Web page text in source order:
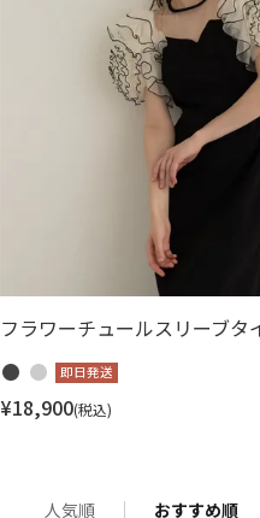
即日発送
アウター
アクセサリー
フラワーチュールスリーブタ
即日発送
¥18,900 税込
人気順 おすすめ順